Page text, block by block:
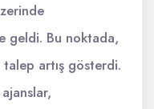
geldi. Bu noktada,
artış gösterdi.